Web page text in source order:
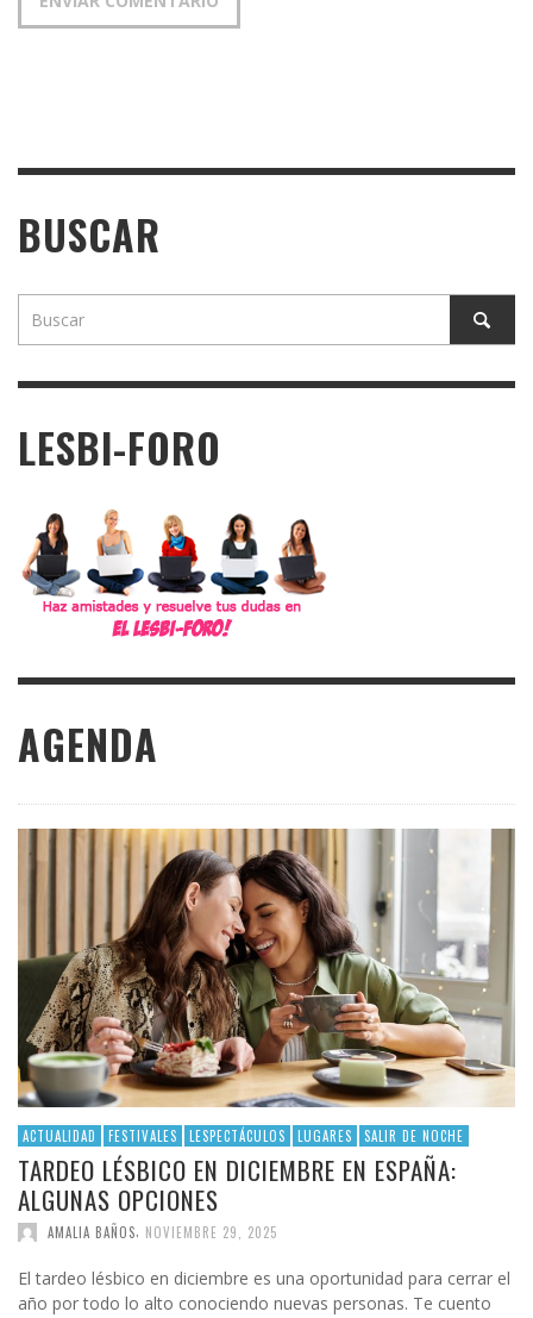
BUSCAR
LESBI-FORO
AGENDA
ACTUALIDAD FESTIVALES LESPECTÁCULOS LUGARES SALIR DE NOCHE
TARDEO LÉSBICO EN DICIEMBRE EN ESPAÑA:
ALGUNAS OPCIONES
AMALIA BAÑOS NOVIEMBRE 29, 2025
El tardeo lésbico en diciembre es una oportunidad para cerrar el
año por todo lo alto conociendo nuevas personas. Te cuento